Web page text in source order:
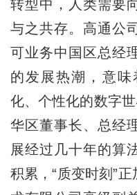
转型中，人类需要
与之共存。高通公
可业务中国区总经
的发展热潮，意
化、个性化的数字
华区董事长、总经
展经过几十年的算
积累，“质变时刻”